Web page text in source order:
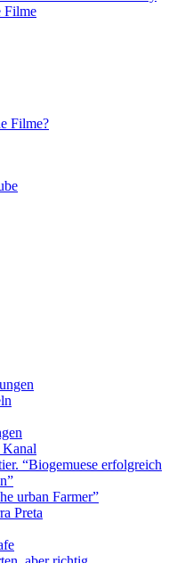
Filme
Filme?
“Biogemuese erfolgreich
urban Farmer”
Preta